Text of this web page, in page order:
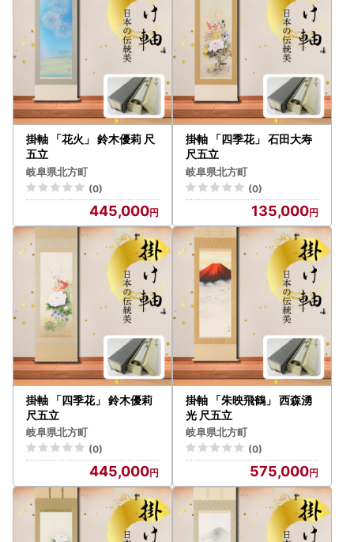
掛軸 「花火」 鈴木優莉 尺
五立
岐阜県北方町
(0)
445,000
掛軸 「四季花」 石田大寿
尺五立
岐阜県北方町
(0)
135,000
掛軸 「四季花」 鈴木優莉
尺五立
岐阜県北方町
(0)
445,000
掛軸 「朱映飛鶴」 西森湧
光 尺五立
岐阜県北方町
(0)
575,000